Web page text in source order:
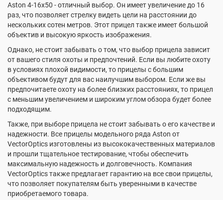
Aston 4-16x50 - отличный выбор. Он имеет увеличение до 16
раз, что позволяет стрелку видеть цели на расстоянии до
нескольких сотен метров. Этот прицел также имеет большой
объектив и высокую яркость изображения.
Однако, не стоит забывать о том, что выбор прицела зависит
от вашего стиля охоты и предпочтений. Если вы любите охоту
в условиях плохой видимости, то прицелы с большим
объективом будут для вас наилучшим выбором. Если же вы
предпочитаете охоту на более близких расстояниях, то прицел
с меньшим увеличением и широким углом обзора будет более
подходящим.
Также, при выборе прицела не стоит забывать о его качестве и
надежности. Все прицелы модельного ряда Aston от
VectorOptics изготовлены из высококачественных материалов
и прошли тщательное тестирование, чтобы обеспечить
максимальную надежность и долговечность. Компания
VectorOptics также предлагает гарантию на все свои прицелы,
что позволяет покупателям быть уверенными в качестве
приобретаемого товара.